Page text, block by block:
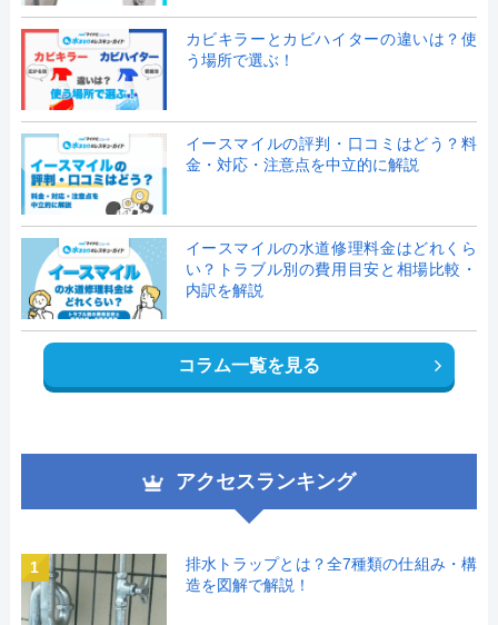
カビキラーとカビハイターの違いは？使
う場所で選ぶ！
イースマイルの評判・口コミはどう？料
金・対応・注意点を中立的に解説
イースマイルの水道修理料金はどれくら
い？トラブル別の費用目安と相場比較・
内訳を解説
コラム一覧を見る
アクセスランキング
1
排水トラップとは？全7種類の仕組み・構
造を図解で解説！